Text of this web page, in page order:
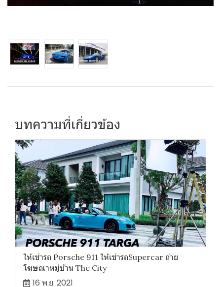
บทความที่เกี่ยวข้อง
ให้เช่ารถ Porsche 911 ให้เช่ารถSupercar ถ่าย
โฆษณาหมู่บ้าน The City
16 พ.ย. 2021